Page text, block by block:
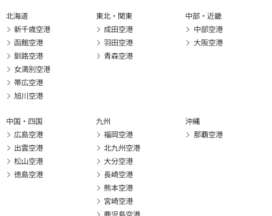
北海道
新千歳空港
函館空港
釧路空港
女満別空港
帯広空港
旭川空港
東北・関東
成田空港
羽田空港
青森空港
中部・近畿
中部空港
大阪空港
中国・四国
広島空港
出雲空港
松山空港
徳島空港
九州
福岡空港
北九州空港
大分空港
長崎空港
熊本空港
宮崎空港
沖縄
那覇空港